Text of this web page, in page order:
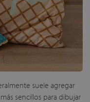
suele agregar
sencillos para dibujar